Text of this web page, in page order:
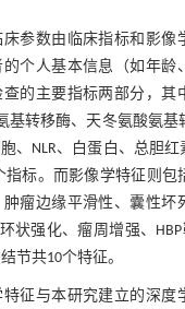
参数由临床指标和影像
的个人基本信息（如年龄
查的主要指标两部分，其
基转移酶、天冬氨酸氨
、NLR、白蛋白、总胆
指标。而影像学特征则包
瘤边缘平滑性、囊性坏
状强化、瘤周增强、HBP
节共10个特征。
特征与本研究建立的深度